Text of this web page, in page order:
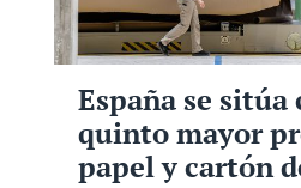
España se sitúa
quinto mayor
papel y cartón